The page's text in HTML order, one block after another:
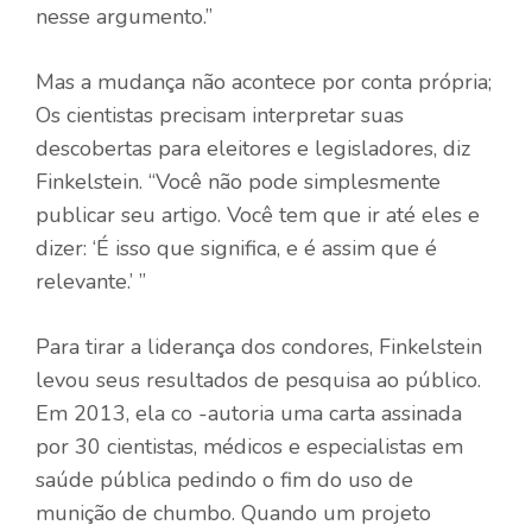
nesse argumento.”
Mas a mudança não acontece por conta própria;
Os cientistas precisam interpretar suas
descobertas para eleitores e legisladores, diz
Finkelstein. “Você não pode simplesmente
publicar seu artigo. Você tem que ir até eles e
dizer: ‘É isso que significa, e é assim que é
relevante.’ ”
Para tirar a liderança dos condores, Finkelstein
levou seus resultados de pesquisa ao público.
Em 2013, ela co -autoria uma carta assinada
por 30 cientistas, médicos e especialistas em
saúde pública pedindo o fim do uso de
munição de chumbo. Quando um projeto